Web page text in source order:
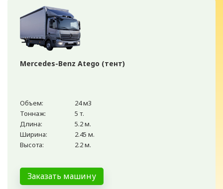
Mercedes-Benz Atego (тент)
Объем:
24 м3
Тоннаж:
5 т.
Длина:
5.2 м.
Ширина:
2.45 м.
Высота:
2.2 м.
Заказать машину